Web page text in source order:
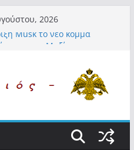
2026
Musk το νέο κόμμα
ΗΠΑ τον συνέλαβαν για τα
πανδημία – Στην
και Κασιδιάρης θα
15%… προκαλούν δίνη